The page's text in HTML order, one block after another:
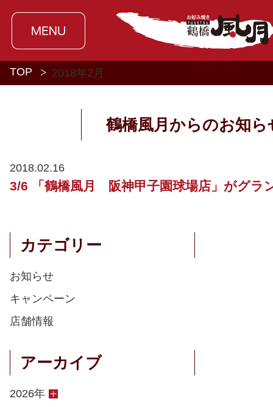
TOP 2018年2月
鶴橋風月からのお知ら
2018.02.16
3/6 「鶴橋風月 阪神甲子園球場店」がグラ
カテゴリー
お知らせ
キャンペーン
店舗情報
アーカイブ
2026年